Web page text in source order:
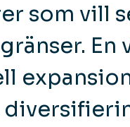
som vill
En